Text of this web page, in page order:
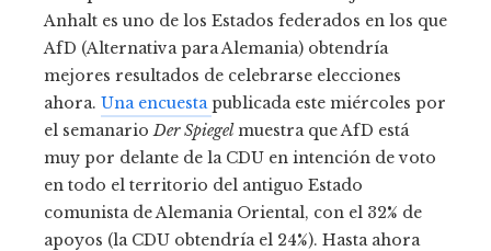
Anhalt es uno de los Estados federados en los que
AfD (Alternativa para Alemania) obtendría
mejores resultados de celebrarse elecciones
ahora. Una encuestapublicada este miércoles por
el semanarioDer Spiegelmuestra que AfD está
muy por delante de la CDU en intención de voto
en todo el territorio del antiguo Estado
comunista de Alemania Oriental, con el 32% de
apoyos (la CDU obtendría el 24%). Hasta ahora